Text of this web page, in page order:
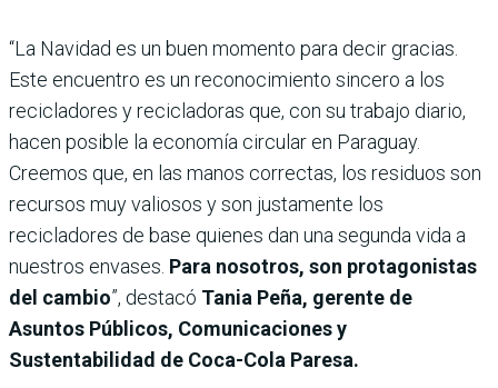
“La Navidad es un buen momento para decir gracias.
Este encuentro es un reconocimiento sincero a los
recicladores y recicladoras que, con su trabajo diario,
hacen posible la economía circular en Paraguay.
Creemos que, en las manos correctas, los residuos son
recursos muy valiosos y son justamente los
recicladores de base quienes dan una segunda vida a
nuestros envases. Para nosotros, son protagonistas
del cambio”, destacó Tania Peña, gerente de
Asuntos Públicos, Comunicaciones y
Sustentabilidad de Coca-Cola Paresa.